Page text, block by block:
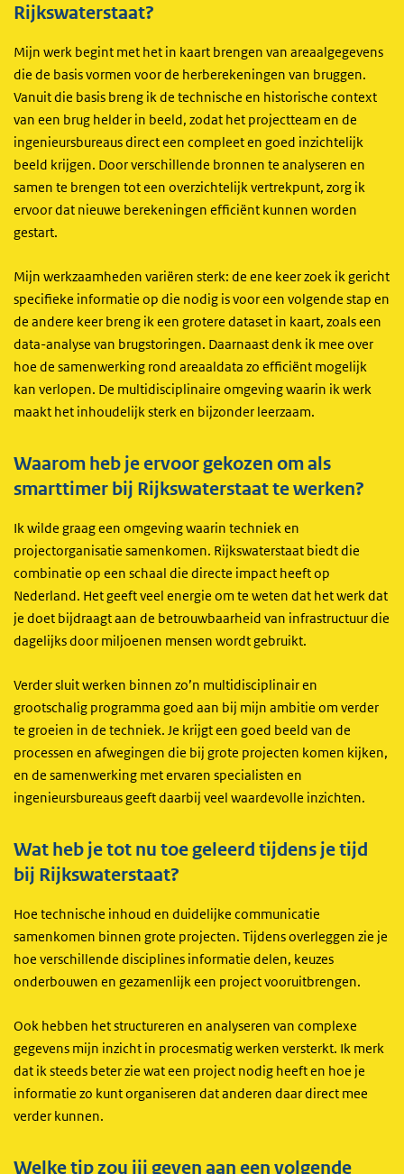
Rijkswaterstaat?
Mijn werk begint met het in kaart brengen van areaalgegevens
die de basis vormen voor de herberekeningen van bruggen.
Vanuit die basis breng ik de technische en historische context
van een brug helder in beeld, zodat het projectteam en de
ingenieursbureaus direct een compleet en goed inzichtelijk
beeld krijgen. Door verschillende bronnen te analyseren en
samen te brengen tot een overzichtelijk vertrekpunt, zorg ik
ervoor dat nieuwe berekeningen efficiënt kunnen worden
gestart.
Mijn werkzaamheden variëren sterk: de ene keer zoek ik gericht
specifieke informatie op die nodig is voor een volgende stap en
de andere keer breng ik een grotere dataset in kaart, zoals een
data-analyse van brugstoringen. Daarnaast denk ik mee over
hoe de samenwerking rond areaaldata zo efficiënt mogelijk
kan verlopen. De multidisciplinaire omgeving waarin ik werk
maakt het inhoudelijk sterk en bijzonder leerzaam.
Waarom heb je ervoor gekozen om als
smarttimer bij Rijkswaterstaat te werken?
Ik wilde graag een omgeving waarin techniek en
projectorganisatie samenkomen. Rijkswaterstaat biedt die
combinatie op een schaal die directe impact heeft op
Nederland. Het geeft veel energie om te weten dat het werk dat
je doet bijdraagt aan de betrouwbaarheid van infrastructuur die
dagelijks door miljoenen mensen wordt gebruikt.
Verder sluit werken binnen zo’n multidisciplinair en
grootschalig programma goed aan bij mijn ambitie om verder
te groeien in de techniek. Je krijgt een goed beeld van de
processen en afwegingen die bij grote projecten komen kijken,
en de samenwerking met ervaren specialisten en
ingenieursbureaus geeft daarbij veel waardevolle inzichten.
Wat heb je tot nu toe geleerd tijdens je tijd
bij Rijkswaterstaat?
Hoe technische inhoud en duidelijke communicatie
samenkomen binnen grote projecten. Tijdens overleggen zie je
hoe verschillende disciplines informatie delen, keuzes
onderbouwen en gezamenlijk een project vooruitbrengen.
Ook hebben het structureren en analyseren van complexe
gegevens mijn inzicht in procesmatig werken versterkt. Ik merk
dat ik steeds beter zie wat een project nodig heeft en hoe je
informatie zo kunt organiseren dat anderen daar direct mee
verder kunnen.
Welke tip zou jij geven aan een volgende